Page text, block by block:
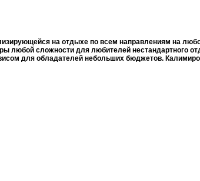
на отдыхе по всем направлениям на
любой сложности для любителей нестандартного
для обладателей небольших бюджетов.